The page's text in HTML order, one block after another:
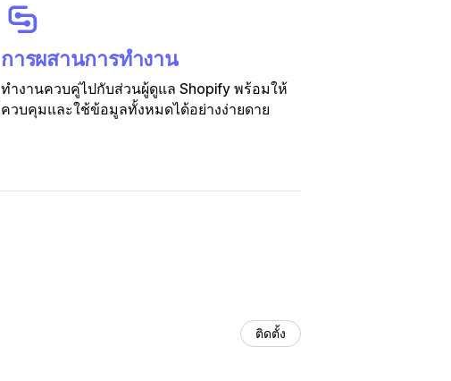
การผสานการทำงาน
ทำงานควบคู่ไปกับส่วนผู้ดูแล Shopify พร้อมให้
ควบคุมและใช้ข้อมูลทั้งหมดได้อย่างง่ายดาย
ติดตั้ง